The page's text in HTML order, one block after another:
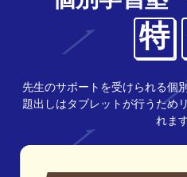
特
先生のサポートを受けられる個
題出しはタブレットが行うため
れます